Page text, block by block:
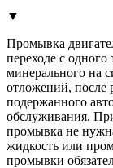
▼
Промывка
переходе с
минерального на
отложений, после
подержанного
обслуживания.
промывка не
жидкость или
промывки